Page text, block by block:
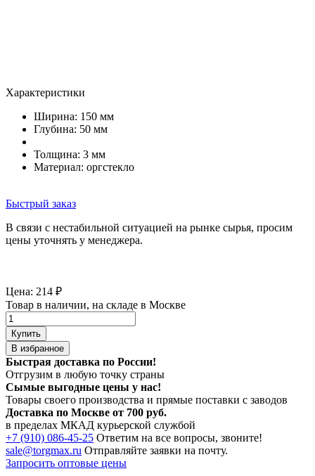
Характеристики
Ширина: 150 мм
Глубина: 50 мм
Толщина: 3 мм
Материал: оргстекло
Быстрый заказ
В связи с нестабильной ситуацией на рынке сырья, просим
цены уточнять у менеджера.
Цена: 214 ₽
Товар в наличии, на складе в Москве
Купить
В избранное
Быстрая доставка по России!
Отгрузим в любую точку страны
Сымые выгодные цены у нас!
Товары своего производства и прямые поставки с заводов
Доставка по Москве от 700 руб.
в пределах МКАД курьерской службой
+7 (910) 086-45-25 Ответим на все вопросы, звоните!
sale@torgmax.ru Отправляйте заявки на почту.
Запросить оптовые цены